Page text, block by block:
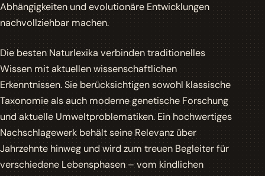
Abhängigkeiten und evolutionäre Entwicklungen
nachvollziehbar machen.
Die besten Naturlexika verbinden traditionelles
Wissen mit aktuellen wissenschaftlichen
Erkenntnissen. Sie berücksichtigen sowohl klassische
Taxonomie als auch moderne genetische Forschung
und aktuelle Umweltproblematiken. Ein hochwertiges
Nachschlagewerk behält seine Relevanz über
Jahrzehnte hinweg und wird zum treuen Begleiter für
verschiedene Lebensphasen – vom kindlichen